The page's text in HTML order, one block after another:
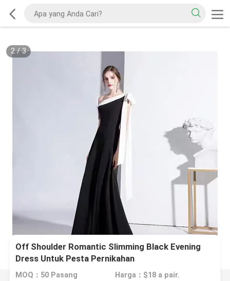
2/3
Off Shoulder Romantic Slimming Black Evening
Dress Untuk Pesta Pernikahan
MOQ：50 Pasang Harga：$18 a pair.